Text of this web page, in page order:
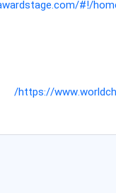
#!/
https://